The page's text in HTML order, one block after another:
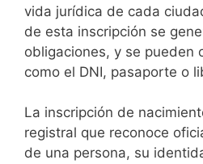
vida jurídica de cada
de esta inscripción se
obligaciones, y se pueden
como el DNI, pasaporte o
La inscripción de
registral que reconoce
de una persona, su